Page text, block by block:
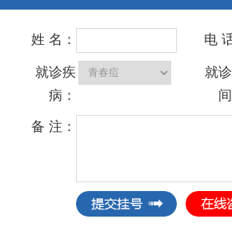
姓 名： 电
就诊疾
病：
就
备 注：